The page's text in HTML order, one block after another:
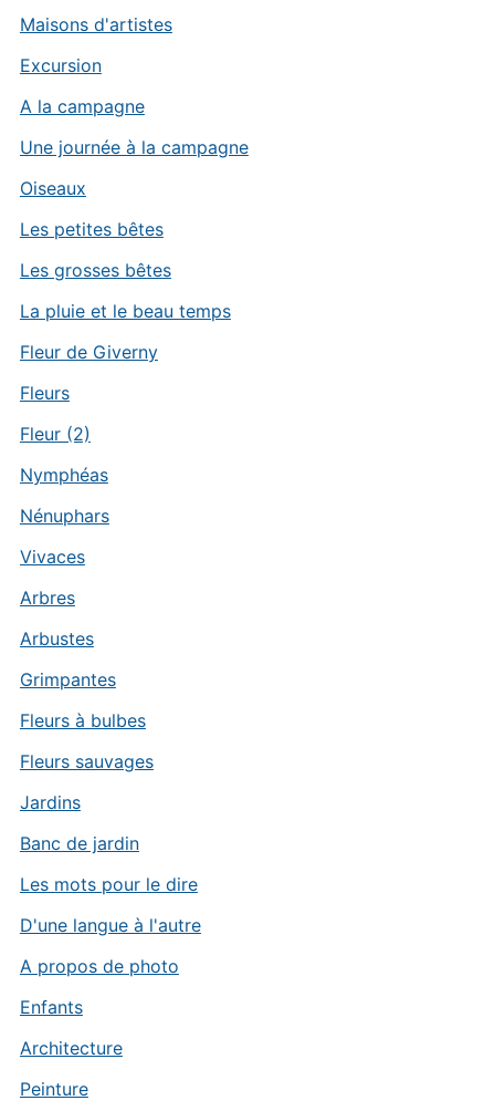
Maisons d'artistes
Excursion
A la campagne
Une journée à la campagne
Oiseaux
Les petites bêtes
Les grosses bêtes
La pluie et le beau temps
Fleur de Giverny
Fleurs
Fleur (2)
Nymphéas
Nénuphars
Vivaces
Arbres
Arbustes
Grimpantes
Fleurs à bulbes
Fleurs sauvages
Jardins
Banc de jardin
Les mots pour le dire
D'une langue à l'autre
A propos de photo
Enfants
Architecture
Peinture